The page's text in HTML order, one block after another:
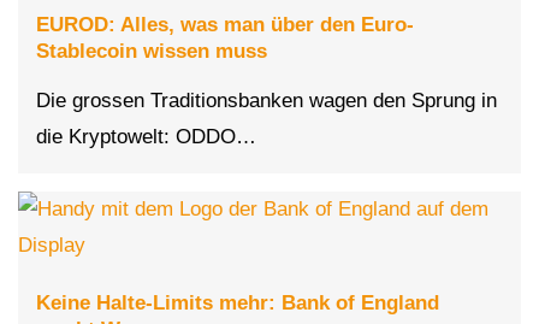
EUROD: Alles, was man über den Euro-
Stablecoin wissen muss
Die grossen Traditionsbanken wagen den Sprung in
die Kryptowelt: ODDO…
Keine Halte-Limits mehr: Bank of England